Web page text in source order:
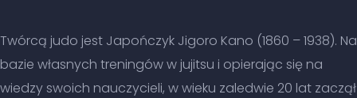
Twórcą judo jest Japończyk Jigoro Kano (1860 – 1938). Na
bazie własnych treningów w jujitsu i opierając się na
wiedzy swoich nauczycieli, w wieku zaledwie 20 lat zaczął